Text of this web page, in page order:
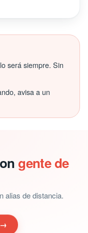
será siempre. Sin
avisa a un
gente de
alias de distancia.
→